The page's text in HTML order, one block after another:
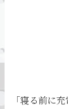
「寝る前に